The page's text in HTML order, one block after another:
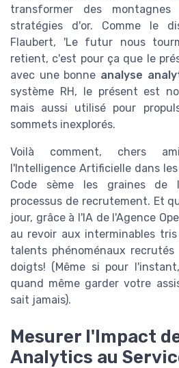
transformer des
stratégies d'or. Comme le
Flaubert, 'Le futur nous
retient, c'est pour ça que le
avec une bonne analyse
système RH, le présent est
mais aussi utilisé pour
sommets inexplorés.
Voilà comment, chers
l'Intelligence Artificielle dans
Code sème les graines de
processus de recrutement. Et
jour, grâce à l'IA de l'Agence
au revoir aux interminables
talents phénoménaux
doigts! (Même si pour
quand même garder votre
sait jamais).
Mesurer l'Impact
Analytics au